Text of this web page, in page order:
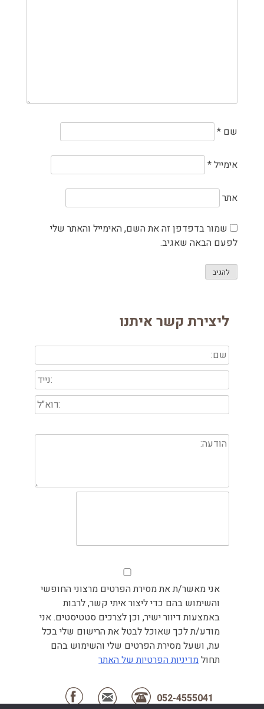
שם *
אימייל*
אתר
שמור בדפדפן זה את השם, האימייל והאתר שלי
לפעם הבאה שאגיב.
ליצירת קשר איתנו
אני מאשר/ת את מסירת הפרטים מרצוני החופשי
והשימוש בהם כדי ליצור איתי קשר, לרבות
באמצעות דיוור ישיר, וכן לצרכים סטטיסטים. אני
מודע/ת לכך שאוכל לבטל את הרישום שלי בכל
עת, ושעל מסירת הפרטים שלי והשימוש בהם
תחולמדיניות הפרטיות של האתר
052-4555041